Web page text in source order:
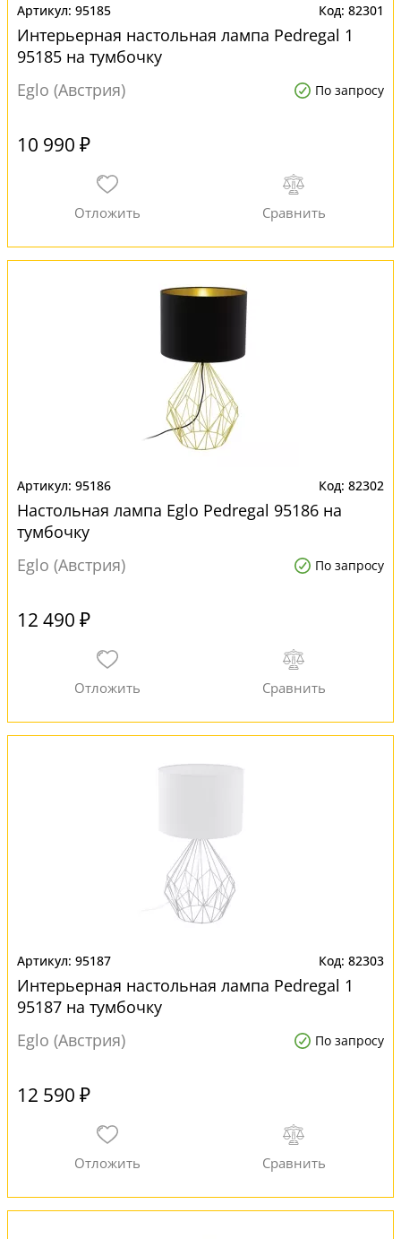
95185 82301
Интерьерная настольная лампа Pedregal 1
95185 на тумбочку
Eglo (Австрия)
По запросу
10 990 ₽
95186 82302
Настольная лампа Eglo Pedregal 95186 на
тумбочку
Eglo (Австрия)
По запросу
12 490 ₽
95187 82303
Интерьерная настольная лампа Pedregal 1
95187 на тумбочку
Eglo (Австрия)
По запросу
12 590 ₽